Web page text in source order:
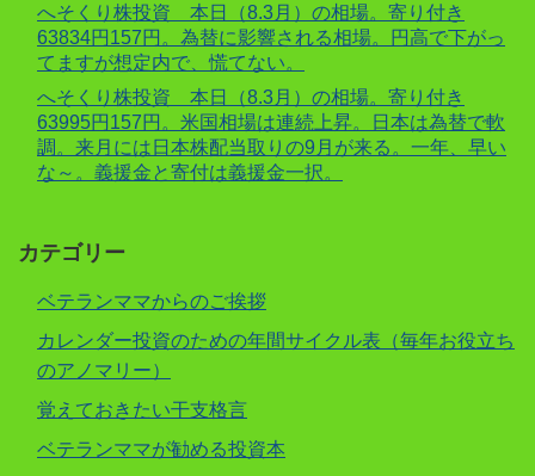
へそくり株投資 本日（8.3月）の相場。寄り付き
63834円157円。為替に影響される相場。円高で下がっ
てますが想定内で、慌てない。
へそくり株投資 本日（8.3月）の相場。寄り付き
63995円157円。米国相場は連続上昇。日本は為替で軟
調。来月には日本株配当取りの9月が来る。一年、早い
な～。義援金と寄付は義援金一択。
カテゴリー
ベテランママからのご挨拶
カレンダー投資のための年間サイクル表（毎年お役立ち
のアノマリー）
覚えておきたい干支格言
ベテランママが勧める投資本